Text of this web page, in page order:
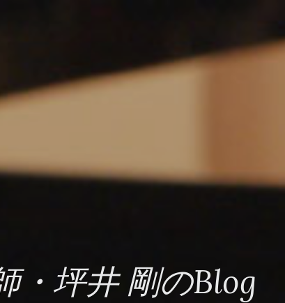
・坪井 剛のBlog